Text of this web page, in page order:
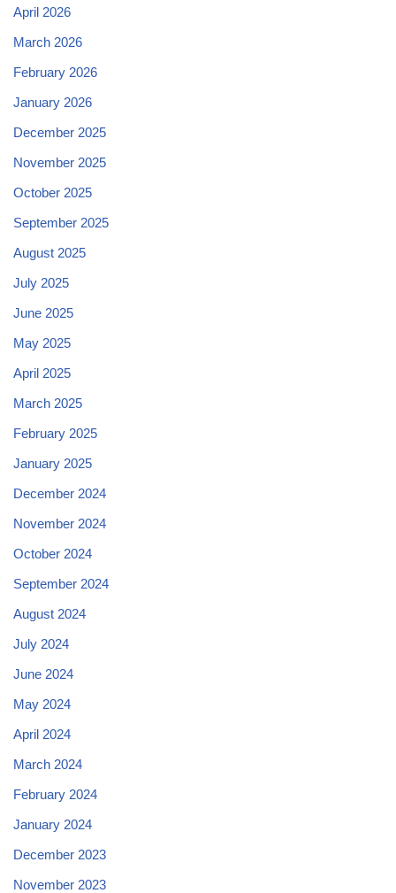
April 2026
March 2026
February 2026
January 2026
December 2025
November 2025
October 2025
September 2025
August 2025
July 2025
June 2025
May 2025
April 2025
March 2025
February 2025
January 2025
December 2024
November 2024
October 2024
September 2024
August 2024
July 2024
June 2024
May 2024
April 2024
March 2024
February 2024
January 2024
December 2023
November 2023